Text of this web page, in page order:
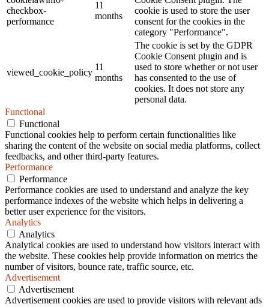
checkbox-
performance
11
months
cookie is used to store the user
consent for the cookies in the
category "Performance".
viewed_cookie_policy
11
months
The cookie is set by the GDPR
Cookie Consent plugin and is
used to store whether or not user
has consented to the use of
cookies. It does not store any
personal data.
Functional
Functional
Functional cookies help to perform certain functionalities like
sharing the content of the website on social media platforms, collect
feedbacks, and other third-party features.
Performance
Performance
Performance cookies are used to understand and analyze the key
performance indexes of the website which helps in delivering a
better user experience for the visitors.
Analytics
Analytics
Analytical cookies are used to understand how visitors interact with
the website. These cookies help provide information on metrics the
number of visitors, bounce rate, traffic source, etc.
Advertisement
Advertisement
Advertisement cookies are used to provide visitors with relevant ads